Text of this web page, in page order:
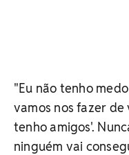
"Eu não tenho
vamos nos fazer
tenho amigos'.
ninguém vai